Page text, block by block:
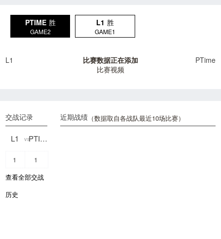
PTIME 胜
GAME2
L1 胜
GAME1
L1
比赛数据正在添加
比赛视频
PTime
近期战绩（数据取自各战队最近10场比赛）
交战记录
L1 vs PTIME
1
1
查看全部交战
历史